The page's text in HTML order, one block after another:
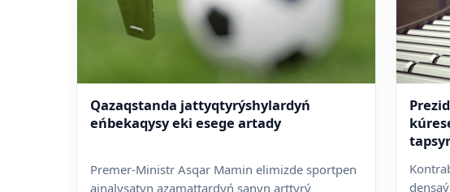
Qazaqstanda jattyqtyrýshylardyń
eńbekaqysy eki esege artady
Premer-Ministr Asqar Mamin elimizde sportpen
ainalysatyn azamattardyń sanyn arttyrý